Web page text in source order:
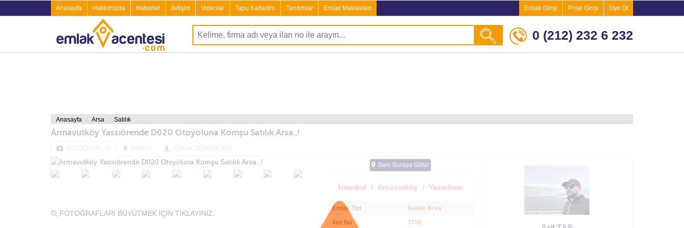
Anasayfa Hakkımızda Haberler İletişim Videolar Tapu Kadastro Tanıtımlar Emlak Makaleleri Emlak Girişi Proje Girişi Üye Ol
0 (212) 232 6 232
Anasayfa Arsa Satılık
Armavutköy Yassıörende D020 Otoyoluna Komşu Satılık Arsa..!
FOTOĞRAFLARI BÜYÜTMEK İÇİN TIKLAYINIZ.
Beni Buraya Götür
İstanbul / Arnavutköy / Yassıören
Emlak Tipi
Satılık Arsa
İlan No
3700